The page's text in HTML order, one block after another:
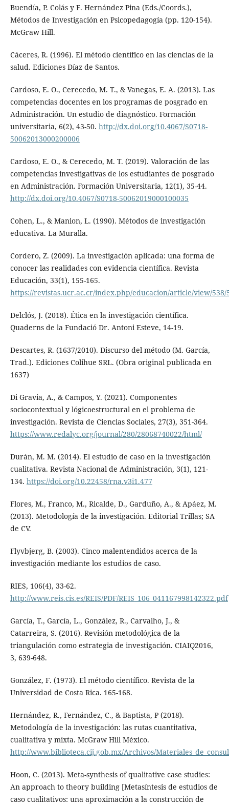
Buendía, P. Colás y F. Hernández Pina (Eds./Coords.),
Métodos de Investigación en Psicopedagogía (pp. 120-154).
McGraw Hill.
Cáceres, R. (1996). El método científico en las ciencias de la
salud. Ediciones Díaz de Santos.
Cardoso, E. O., Cerecedo, M. T., & Vanegas, E. A. (2013). Las
competencias docentes en los programas de posgrado en
Administración. Un estudio de diagnóstico. Formación
universitaria, 6(2), 43-50. http://dx.doi.org/10.4067/S0718-
50062013000200006
Cardoso, E. O., & Cerecedo, M. T. (2019). Valoración de las
competencias investigativas de los estudiantes de posgrado
en Administración. Formación Universitaria, 12(1), 35-44.
http://dx.doi.org/10.4067/S0718-50062019000100035
Cohen, L., & Manion, L. (1990). Métodos de investigación
educativa. La Muralla.
Cordero, Z. (2009). La investigación aplicada: una forma de
conocer las realidades con evidencia científica. Revista
Educación, 33(1), 155-165.
https://revistas.ucr.ac.cr/index.php/educacion/article/view/538/
Delclós, J. (2018). Ética en la investigación científica.
Quaderns de la Fundació Dr. Antoni Esteve, 14-19.
Descartes, R. (1637/2010). Discurso del método (M. García,
Trad.). Ediciones Colihue SRL. (Obra original publicada en
1637)
Di Gravia, A., & Campos, Y. (2021). Componentes
sociocontextual y lógicoestructural en el problema de
investigación. Revista de Ciencias Sociales, 27(3), 351-364.
https://www.redalyc.org/journal/280/28068740022/html/
Durán, M. M. (2014). El estudio de caso en la investigación
cualitativa. Revista Nacional de Administración, 3(1), 121-
134. https://doi.org/10.22458/rna.v3i1.477
Flores, M., Franco, M., Ricalde, D., Garduño, A., & Apáez, M.
(2013). Metodología de la investigación. Editorial Trillas; SA
de CV.
Flyvbjerg, B. (2003). Cinco malentendidos acerca de la
investigación mediante los estudios de caso.
RIES, 106(4), 33-62.
http://www.reis.cis.es/REIS/PDF/REIS_106_041167998142322.pdf
García, T., García, L., González, R., Carvalho, J., &
Catarreira, S. (2016). Revisión metodológica de la
triangulación como estrategia de investigación. CIAIQ2016,
3, 639-648.
González, F. (1973). El método científico. Revista de la
Universidad de Costa Rica. 165-168.
Hernández, R., Fernández, C., & Baptista, P (2018).
Metodología de la investigación: las rutas cuantitativa,
cualitativa y mixta. McGraw Hill México.
http://www.biblioteca.cij.gob.mx/Archivos/
Hoon, C. (2013). Meta-synthesis of qualitative case studies:
An approach to theory building [Metasíntesis de estudios de
caso cualitativos: una aproximación a la construcción de